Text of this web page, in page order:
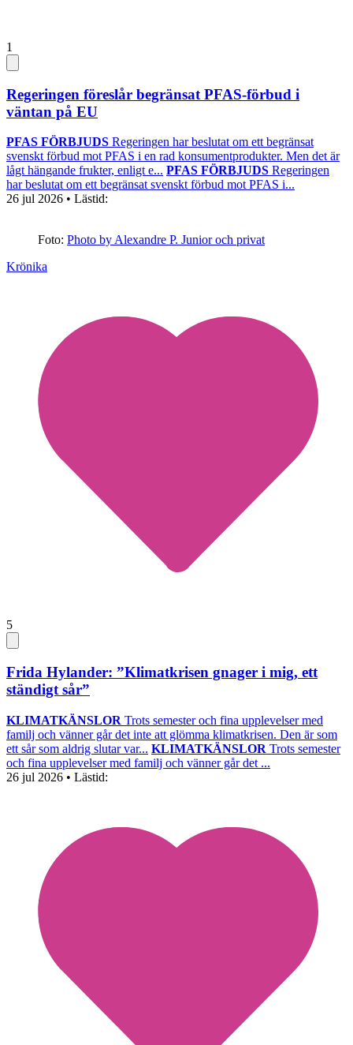
1
Regeringen föreslår begränsat PFAS-förbud i
väntan på EU
PFAS FÖRBJUDS Regeringen har beslutat om ett begränsat
svenskt förbud mot PFAS i en rad konsumentprodukter. Men det är
lågt hängande frukter, enligt e... PFAS FÖRBJUDS Regeringen
har beslutat om ett begränsat svenskt förbud mot PFAS i...
26 jul 2026 • Lästid:
Foto: Photo by Alexandre P. Junior och privat
Krönika
5
Frida Hylander: ”Klimatkrisen gnager i mig, ett
ständigt sår”
KLIMATKÄNSLOR Trots semester och fina upplevelser med
familj och vänner går det inte att glömma klimatkrisen. Den är som
ett sår som aldrig slutar var... KLIMATKÄNSLOR Trots semester
och fina upplevelser med familj och vänner går det ...
26 jul 2026 • Lästid: